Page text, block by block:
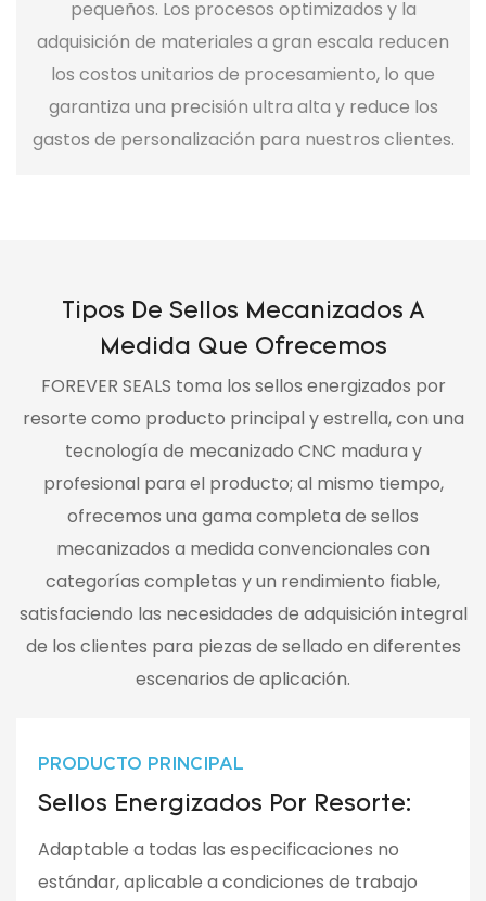
pequeños. Los procesos optimizados y la
adquisición de materiales a gran escala reducen
los costos unitarios de procesamiento, lo que
garantiza una precisión ultra alta y reduce los
gastos de personalización para nuestros clientes.
Tipos De Sellos Mecanizados A
Medida Que Ofrecemos
FOREVER SEALS toma los sellos energizados por
resorte como producto principal y estrella, con una
tecnología de mecanizado CNC madura y
profesional para el producto; al mismo tiempo,
ofrecemos una gama completa de sellos
mecanizados a medida convencionales con
categorías completas y un rendimiento fiable,
satisfaciendo las necesidades de adquisición integral
de los clientes para piezas de sellado en diferentes
escenarios de aplicación.
PRODUCTO PRINCIPAL
Sellos Energizados Por Resorte:
Adaptable a todas las especificaciones no
estándar, aplicable a condiciones de trabajo